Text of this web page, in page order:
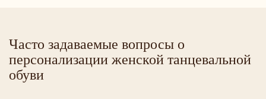
Часто задаваемые вопросы о
персонализации женской танцевальной
обуви